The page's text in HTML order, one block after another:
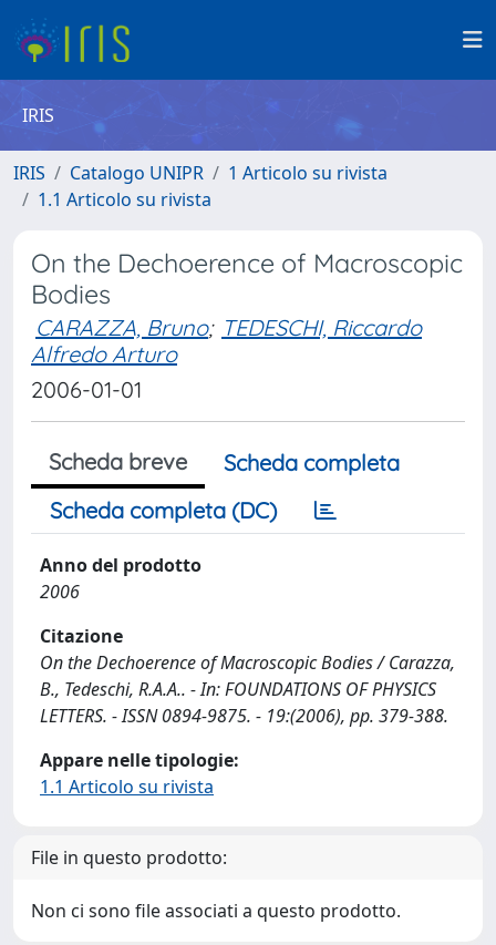
IRIS
IRIS Catalogo UNIPR
1 Articolo su rivista
1.1 Articolo su rivista
On the Dechoerence of Macroscopic
Bodies
CARAZZA, Bruno; TEDESCHI, Riccardo
Alfredo Arturo
2006-01-01
Scheda breve
Scheda completa
Scheda completa (DC)
Anno del prodotto
2006
Citazione
On the Dechoerence of Macroscopic Bodies / Carazza,
B., Tedeschi, R.A.A.. - In: FOUNDATIONS OF PHYSICS
LETTERS. - ISSN 0894-9875. - 19:(2006), pp. 379-388.
Appare nelle tipologie:
1.1 Articolo su rivista
File in questo prodotto:
Non ci sono file associati a questo prodotto.